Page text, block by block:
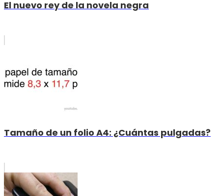
El nuevo rey de la novela negra
Tamaño de un folio A4: ¿Cuántas pulgadas?